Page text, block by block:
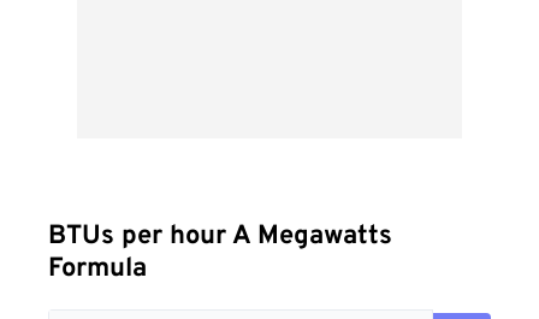
BTUs per hour A Megawatts
Formula